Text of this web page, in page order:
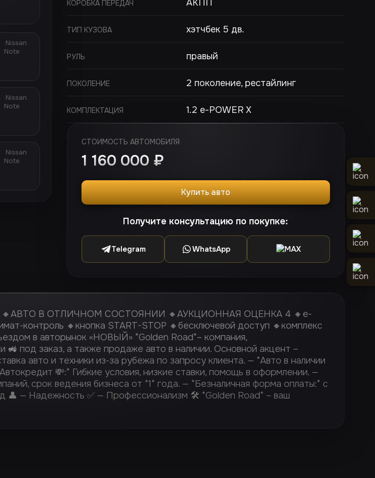
КОРОБКА ПЕРЕДАЧ АКПП
ТИП КУЗОВА хэтчбек 5 дв.
РУЛЬ правый
ПОКОЛЕНИЕ 2 поколение, рестайлинг
КОМПЛЕКТАЦИЯ 1.2 e-POWER X
СТОИМОСТЬ АВТОМОБИЛЯ
1 160 000 ₽
Купить авто
Получите консультацию по покупке:
Telegram WhatsApp MAX
В ОТЛИЧНОМ СОСТОЯНИИ 🔸АУКЦИОННАЯ ОЦЕНКА 4 🔸e-
контроль 🔸кнопка START-STOP 🔸бесключевой доступ 🔸комплекс
в авторынок «НОВЫЙ» *Golden Road*– компания,
под заказ, а также продаже авто в наличии. Основной акцент –
авто и техники из-за рубежа по запросу клиента. — *Авто в наличии
💸:* Гибкие условия, низкие ставки, помощь в оформлении. —
срок ведения бизнеса от *1* года. — *Безналичная форма оплаты:* с
— Надежность ✅ — Профессионализм 🛠️ *Golden Road* – ваш